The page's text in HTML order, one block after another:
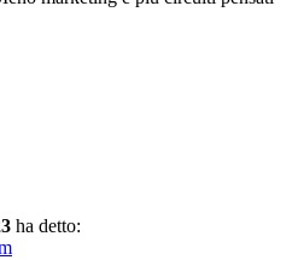
ha detto: